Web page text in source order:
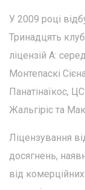
У 2009 році
Тринадцять
ліцензій А:
Монтепаскі
Панатінаїкос,
Жальгіріс та
Ліцензування
досягнень,
від комерційних